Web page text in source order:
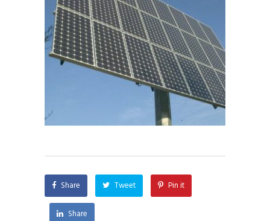
Share Tweet Pin it
Share